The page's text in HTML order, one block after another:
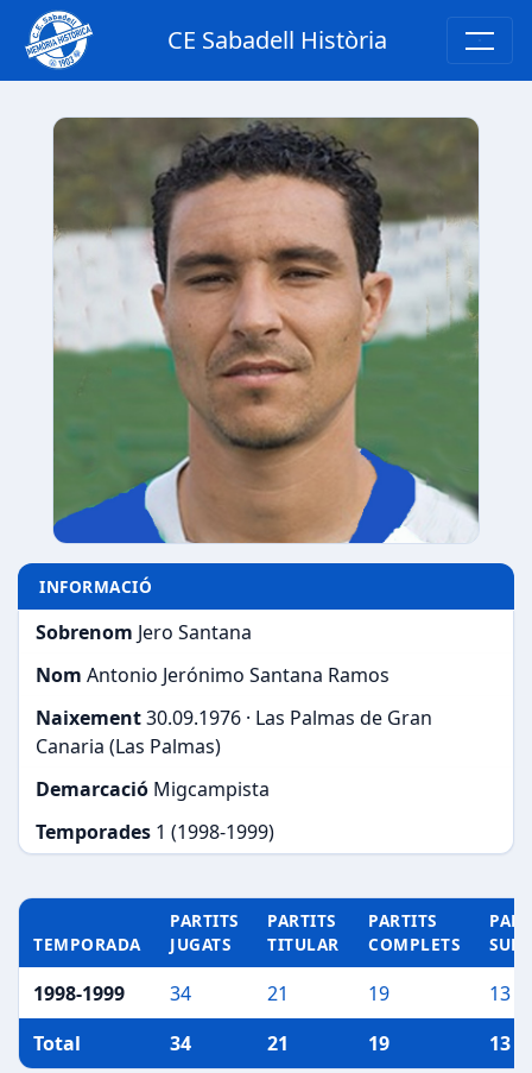
CE Sabadell Història
INFORMACIÓ
Sobrenom Jero Santana
Nom Antonio Jerónimo Santana Ramos
Naixement30.09.1976 · Las Palmas de Gran
Canaria (Las Palmas)
Demarcació Migcampista
Temporades 1 (1998-1999)
TEMPORADA
PARTITS
JUGATS
PARTITS
TITULAR
PARTITS
COMPLETS
1998-1999 34 21 19
13
Total
34 21 19 13